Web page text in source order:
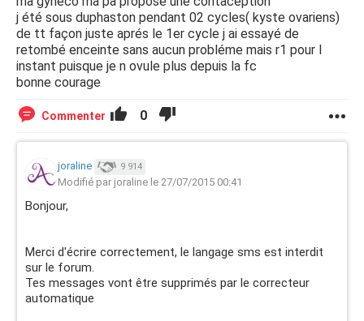
j été sous duphaston pendant 02 cycles( kyste ovariens)
de tt façon juste aprés le 1er cycle j ai essayé de
retombé enceinte sans aucun probléme mais r1 pour l
instant puisque je n ovule plus depuis la fc
bonne courage
Commenter 0
joraline 9 914
Modifié par joraline le 27/07/2015 00:41
Bonjour,
Merci d'écrire correctement, le langage sms est interdit
sur le forum.
Tes messages vont être supprimés par le correcteur
automatique